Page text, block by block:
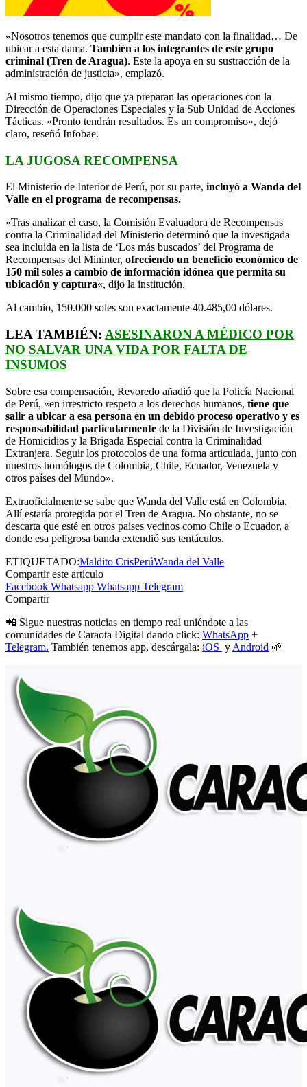
«Nosotros tenemos que cumplir este mandato con la finalidad… De
ubicar a esta dama. También a los integrantes de este grupo
criminal (Tren de Aragua). Este la apoya en su sustracción de la
administración de justicia», emplazó.
Al mismo tiempo, dijo que ya preparan las operaciones con la
Dirección de Operaciones Especiales y la Sub Unidad de Acciones
Tácticas. «Pronto tendrán resultados. Es un compromiso», dejó
claro, reseñó Infobae.
LA JUGOSA RECOMPENSA
El Ministerio de Interior de Perú, por su parte, incluyó a Wanda del
Valle en el programa de recompensas.
«Tras analizar el caso, la Comisión Evaluadora de Recompensas
contra la Criminalidad del Ministerio determinó que la investigada
sea incluida en la lista de ‘Los más buscados’ del Programa de
Recompensas del Mininter, ofreciendo un beneficio económico de
150 mil soles a cambio de información idónea que permita su
ubicación y captura«, dijo la institución.
Al cambio, 150.000 soles son exactamente 40.485,00 dólares.
LEA TAMBIÉN: ASESINARON A MÉDICO POR
NO SALVAR UNA VIDA POR FALTA DE
INSUMOS
Sobre esa compensación, Revoredo añadió que la Policía Nacional
de Perú, «en irrestricto respeto a los derechos humanos, tiene que
salir a ubicar a esa persona en un debido proceso operativo y es
responsabilidad particularmente de la División de Investigación
de Homicidios y la Brigada Especial contra la Criminalidad
Extranjera. Seguir los protocolos de una forma articulada, junto con
nuestros homólogos de Colombia, Chile, Ecuador, Venezuela y
otros países del Mundo».
Extraoficialmente se sabe que Wanda del Valle está en Colombia.
Allí estaría protegida por el Tren de Aragua. No obstante, no se
descarta que esté en otros países vecinos como Chile o Ecuador, a
donde esa peligrosa banda extendió sus tentáculos.
ETIQUETADO:Maldito CrisPerúWanda del Valle
Compartir este artículo
Facebook Whatsapp Whatsapp Telegram
Compartir
📲 Sigue nuestras noticias en tiempo real uniéndote a las
comunidades de Caraota Digital dando click: WhatsApp +
Telegram. También tenemos app, descárgala: iOS y Android 🌱